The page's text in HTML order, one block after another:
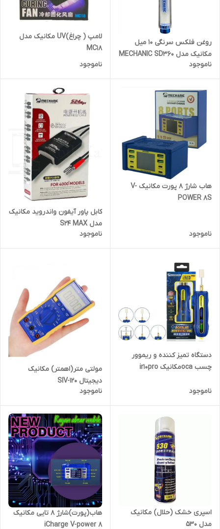
روغن فلکس سرنگی 10 میل
مکانیک مدل MECHANIC SD360
MAX
ناموجود
لامپ ( چراغ)UV مکانیک مدل
MC18
ناموجود
هاب شارژ 8 پورت مکانیک V-
POWER 8S
ناموجود
کابل پاور آیفون واندروید مکانیک
مدل S24 MAX
ناموجود
دستگاه تمیز کننده و ریموور
چسب ocaمکانیک ir10pro
ناموجود
مولتی متر(اهمتر) مکانیک
دیجیتال SIV-120
ناموجود
اسپری خشک (حلال) مکانیک
مدل 530
هاب(پورت)شارژ 8 تایی مکانیک
iCharge V-power 8